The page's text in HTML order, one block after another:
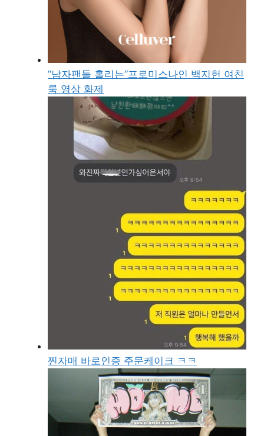
“남자팬들 홀리는”프로미스나인 백지헌 여친
룩 영상 화제
찐자매 바로인증 주문케이크 ㅋㅋ